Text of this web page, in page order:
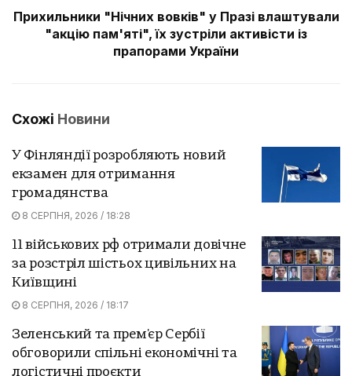
Прихильники "Нічних вовків" у Празі влаштували
"акцію пам'яті", їх зустріли активісти із
прапорами України
Схожі Новини
У Фінляндії розробляють новий
екзамен для отримання
громадянства
8 СЕРПНЯ, 2026 / 18:28
11 військових рф отримали довічне
за розстріл шістьох цивільних на
Київщині
8 СЕРПНЯ, 2026 / 18:17
Зеленський та прем'єр Сербії
обговорили спільні економічні та
логістичні проєкти